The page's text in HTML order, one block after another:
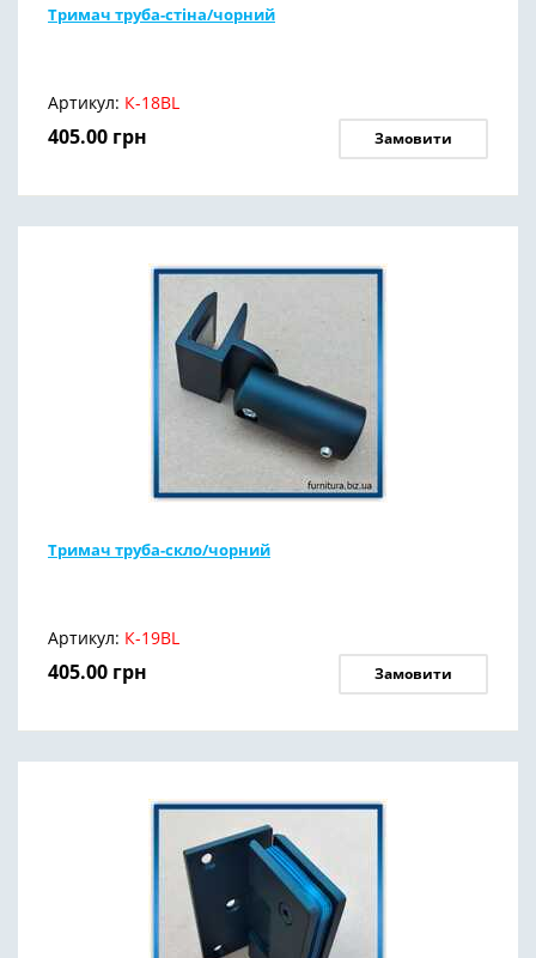
Тримач труба-стіна/чорний
Артикул: К-18BL
405.00 грн Замовити
Тримач труба-скло/чорний
Артикул: К-19BL
405.00 грн Замовити